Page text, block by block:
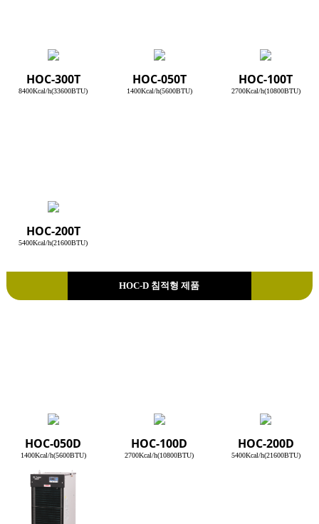
HOC-300T
8400Kcal/h(33600BTU)
HOC-050T
1400Kcal/h(5600BTU)
HOC-100T
2700Kcal/h(10800BTU)
HOC-200T
5400Kcal/h(21600BTU)
HOC-D 침적형 제품
HOC-050D
1400Kcal/h(5600BTU)
HOC-100D
2700Kcal/h(10800BTU)
HOC-200D
5400Kcal/h(21600BTU)